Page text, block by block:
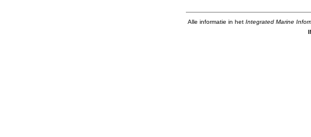
Alle informatie in het Integrated Marine